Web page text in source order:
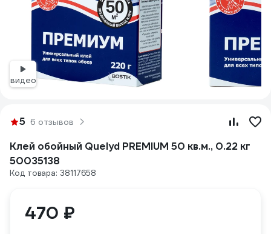
видео
5 6 отзывов
Клей обойный Quelyd PREMIUM 50 кв.м., 0.22 кг
50035138
Код товара: 38117658
470 ₽